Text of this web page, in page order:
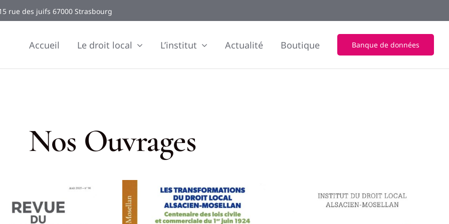
rue des juifs 67000 Strasbourg
Accueil Le droit local L’institut Actualité Boutique Banque de données
Nos Ouvrages